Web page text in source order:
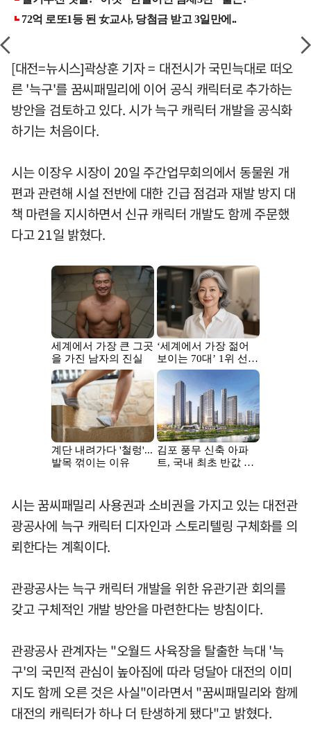
[대전=뉴시스]곽상훈 기자 = 대전시가 국민늑대로 떠오
른 '늑구'를 꿈씨패밀리에 이어 공식 캐릭터로 추가하는
방안을 검토하고 있다. 시가 늑구 캐릭터 개발을 공식화
하기는 처음이다.
시는 이장우 시장이 20일 주간업무회의에서 동물원 개
편과 관련해 시설 전반에 대한 긴급 점검과 재발 방지 대
책 마련을 지시하면서 신규 캐릭터 개발도 함께 주문했
다고 21일 밝혔다.
시는 꿈씨패밀리 사용권과 소비권을 가지고 있는 대전관
광공사에 늑구 캐릭터 디자인과 스토리텔링 구체화를 의
뢰한다는 계획이다.
관광공사는 늑구 캐릭터 개발을 위한 유관기관 회의를
갖고 구체적인 개발 방안을 마련한다는 방침이다.
관광공사 관계자는 "오월드 사육장을 탈출한 늑대 '늑
구'의 국민적 관심이 높아짐에 따라 덩달아 대전의 이미
지도 함께 오른 것은 사실"이라면서 "꿈씨패밀리와 함께
대전의 캐릭터가 하나 더 탄생하게 됐다"고 밝혔다.